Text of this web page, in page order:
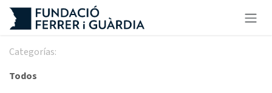
Ir al contenido
Categorías:
Todos